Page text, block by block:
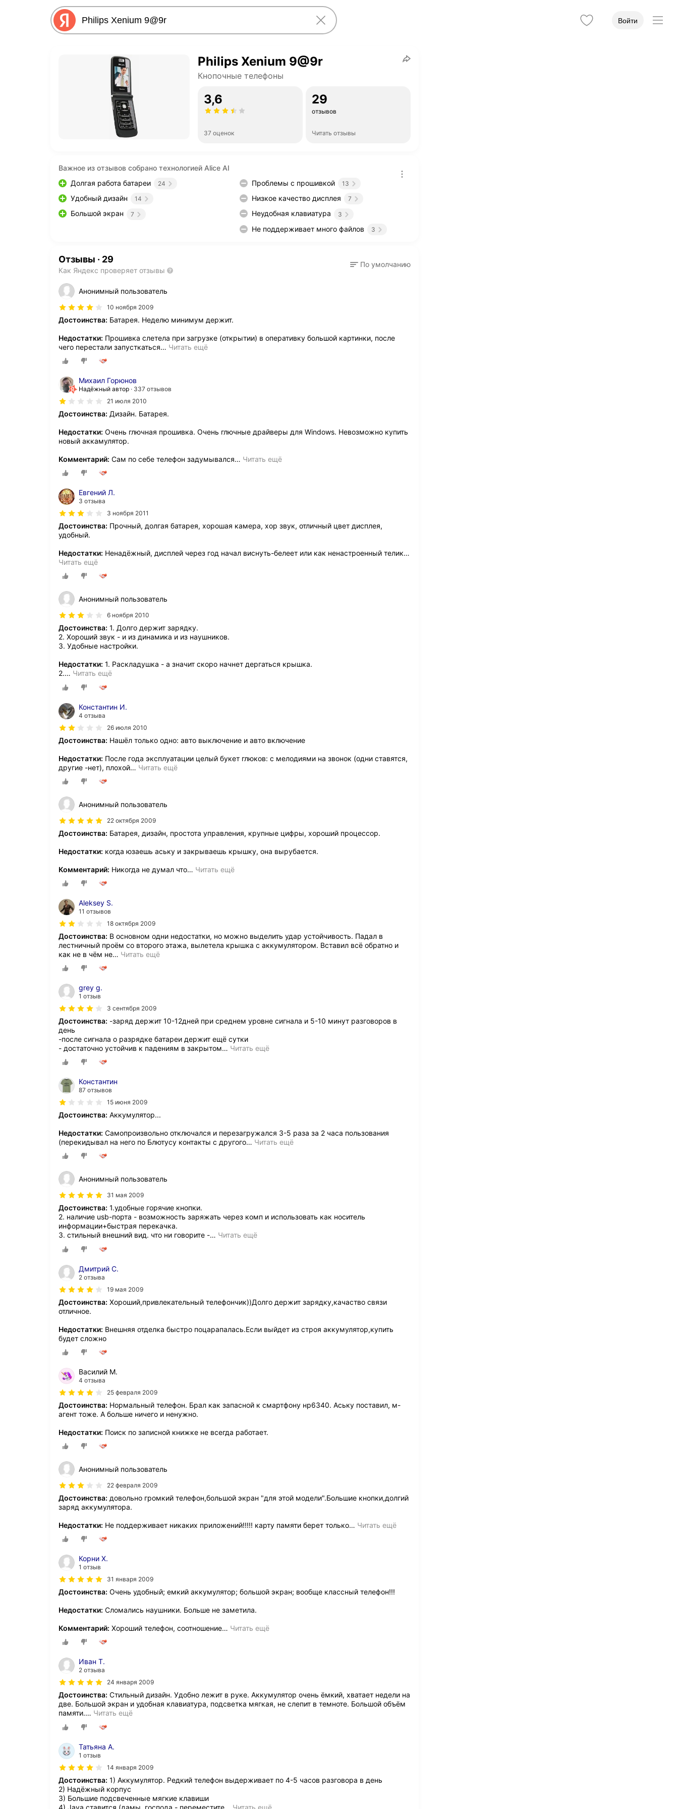
Войти
Philips Xenium 9@9r
Кнопочные телефоны
3,6
37 оценок
29
отзывов
Читать отзывы
Важное из отзывов собрано технологией Alice AI
Долгая работа батареи
24
Удобный дизайн 14
Большой экран 7
Проблемы с прошивкой 13
Низкое качество дисплея 7
Неудобная клавиатура 3
Не поддерживает много файлов 3
Отзывы · 29
Как Яндекс проверяет отзывы
По умолчанию
Анонимный пользователь
10 ноября 2009
Достоинства: Батарея. Неделю минимум держит.
Недостатки: Прошивка слетела при загрузке (открытии) в оперативку большой картинки, после
чего перестали запусткаться… Читать ещё
Михаил Горюнов
Надёжный автор
337 отзывов
21 июля 2010
Достоинства: Дизайн. Батарея.
Недостатки: Очень глючная прошивка. Очень глючные драйверы для Windows. Невозможно купить
новый аккамулятор.
Комментарий: Сам по себе телефон задумывался… Читать ещё
Евгений Л.
3 отзыва
3 ноября 2011
Достоинства: Прочный, долгая батарея, хорошая камера, хор звук, отличный цвет дисплея,
удобный.
Недостатки: Ненадёжный, дисплей через год начал виснуть-белеет или как ненастроенный телик…
Читать ещё
Анонимный пользователь
6 ноября 2010
Достоинства: 1. Долго держит зарядку.
2. Хороший звук - и из динамика и из наушников.
3. Удобные настройки.
Недостатки: 1. Раскладушка - а значит скоро начнет дергаться крышка.
2.… Читать ещё
Константин И.
4 отзыва
26 июля 2010
Достоинства: Нашёл только одно: авто выключение и авто включение
Недостатки: После года эксплуатации целый букет глюков: с мелодиями на звонок (одни ставятся,
другие -нет), плохой… Читать ещё
Анонимный пользователь
22 октября 2009
Достоинства: Батарея, дизайн, простота управления, крупные цифры, хороший процессор.
Недостатки: когда юзаешь аську и закрываешь крышку, она вырубается.
Комментарий: Никогда не думал что… Читать ещё
Aleksey S.
11 отзывов
18 октября 2009
Достоинства: В основном одни недостатки, но можно выделить удар устойчивость. Падал в
лестничный проём со второго этажа, вылетела крышка с аккумулятором. Вставил всё обратно и
как не в чём не… Читать ещё
grey g.
1 отзыв
3 сентября 2009
Достоинства: -заряд держит 10-12дней при среднем уровне сигнала и 5-10 минут разговоров в
день
-после сигнала о разрядке батареи держит ещё сутки
- достаточно устойчив к падениям в закрытом… Читать ещё
Константин
87 отзывов
15 июня 2009
Достоинства: Аккумулятор...
Недостатки: Самопроизвольно отключался и перезагружался 3-5 раза за 2 часа пользования
(перекидывал на него по Блютусу контакты с другого… Читать ещё
Анонимный пользователь
31 мая 2009
Достоинства: 1.удобные горячие кнопки.
2. наличие usb-порта - возможность заряжать через комп и использовать как носитель
информации+быстрая перекачка.
3. стильный внешний вид. что ни говорите -… Читать ещё
Дмитрий С.
2 отзыва
19 мая 2009
Достоинства: Хороший,привлекательный телефончик))Долго держит зарядку,качаство связи
отличное.
Недостатки: Внешняя отделка быстро поцарапалась.Если выйдет из строя аккумулятор,купить
будет сложно
Василий М.
4 отзыва
25 февраля 2009
Достоинства: Нормальный телефон. Брал как запасной к смартфону нр6340. Аську поставил, м-
агент тоже. А больше ничего и ненужно.
Недостатки: Поиск по записной книжке не всегда работает.
Анонимный пользователь
22 февраля 2009
Достоинства: довольно громкий телефон,большой экран "для этой модели".Большие кнопки,долгий
заряд аккумулятора.
Недостатки: Не поддерживает никаких приложений!!!!! карту памяти берет только… Читать ещё
Корни Х.
1 отзыв
31 января 2009
Достоинства: Очень удобный; емкий аккумулятор; большой экран; вообще классный телефон!!!
Недостатки: Сломались наушники. Больше не заметила.
Комментарий: Хороший телефон, соотношение… Читать ещё
Иван Т.
2 отзыва
24 января 2009
Достоинства: Стильный дизайн. Удобно лежит в руке. Аккумулятор очень ёмкий, хватает недели на
две. Большой экран и удобная клавиатура, подсветка мягкая, не слепит в темноте. Большой объём
памяти.… Читать ещё
Татьяна А.
1 отзыв
14 января 2009
Достоинства: 1) Аккумулятор. Редкий телефон выдерживает по 4-5 часов разговора в день
2) Надёжный корпус
3) Большие подсвеченные мягкие клавиши
4) Java ставится (дамы, господа - переместите
Читать ещё